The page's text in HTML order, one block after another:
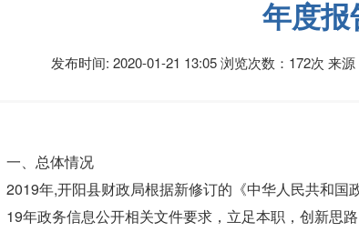
年度报
发布时间: 2020-01-21 13:05浏览次数：172次 来
一、总体情况
2019年,开阳县财政局根据新修订的《中华人民共和国
19年政务信息公开相关文件要求，立足本职，创新思